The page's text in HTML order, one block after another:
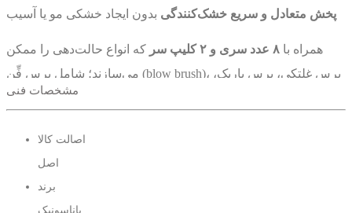
پخش متعادل و سریع خشک‌کنندگی بدون ایجاد خشکی مو یا آسیب
همراه با ۸ عدد سری و ۲ کلیپ سر
که انواع حالت‌دهی را ممکن
می‌سازند؛ شامل برس فِّن (blow brush)، برس غلتکی، برس باریک،
آیرون هوایی، حجم‌دهنده (volume lifter)، نازل خشک‌کن و گیره‌های
مشخصات فنی
اصالت کالا
اصل
برند
پاناسونیک